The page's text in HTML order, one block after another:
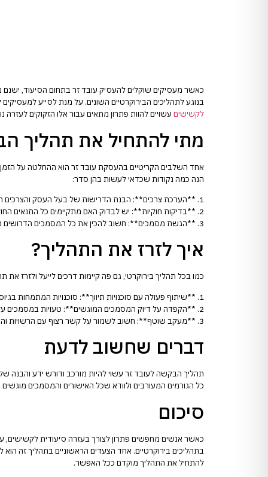
כאשר מעסיקים שוקלים להעסיק עובד זר בתחום הסיעוד,
בנוגע לתהליכים הבירוקרטיים השונים. על מנת לסייע
לקשישים עשויים להוות פתרון מתאים עבור אלו הזקוקים לעזרה
מתי להתחיל את תהליך
אחד השלבים הקריטיים בהעסקת עובד זר הוא ההחלטה על
הנה כמה נקודות שכדאי לעשות בהן סדר:
1. **הערכת צרכים**: הבנת הדרישות של בעל העסק והצרכים הפרטיים של הקשיש כדי להחליט האם עובד זר הוא הפתרון הנכון.
2. **בדיקות חוקיות**: יש לבדוק האם מתקיימים כל התנאים החוקיים להעסקת עובד זר, כולל היתר עבודה ואישורים נוספים.
3. **הגשת מסמכים**: חשוב להכין את כל המסמכים הדרושים מראש ולהגישם בזמן כדי למנוע עיכובים מיותרים בתהליך.
איך לזרז את התהליך?
כמו בכל תהליך בירוקרטי, גם פה קיימות דרכים לייעל ולזרז
1. **שיתוף פעולה עם סוכנויות תיווך**: סוכנויות המתמחות בגיוס עובדים זרים יכולות להוזיל את הזמן והמאמץ הכרוכים בתהליך.
2. **הקפדה על דיוק המסמכים המוגשים**: טעויות במסמכים עלולות לגרום לעיכובים משמעותיים, ולכן חשוב להקפיד על הפרטים.
3. **מעקב שוטף**: חשוב לשמור על קשר רצוף עם הרשויות והסוכנויות ולבדוק באופן תדיר את מצב הבקשה.
דברים שחשוב לדעת
תהליך הבקשה לעובד זר עשוי להיות מורכב ודורש ידע
כל הגורמים המעורבים ולוודא שכל האישורים והמסמכים
סיכום
כאשר אנשים מחפשים פתרון לצורך בעזרה סיעודית לקשישים,
בתהליכים בירוקרטיים. אחד הצעדים הראשוניים בתהליך זה
להתחיל את התהליך מוקדם ככל האפשר.